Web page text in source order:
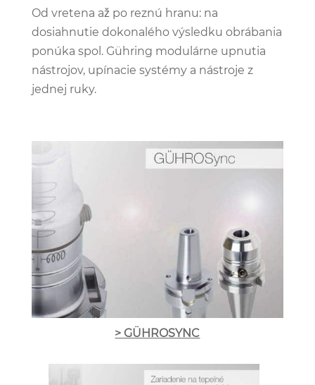
Od vretena až po reznú hranu: na
dosiahnutie dokonalého výsledku obrábania
ponúka spol. Gühring modulárne upnutia
nástrojov, upínacie systémy a nástroje z
jednej ruky.
> GÜHROSYNC